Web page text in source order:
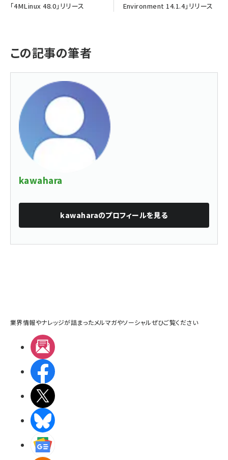
「4MLinux 48.0」リリース
Environment 14.1.4」リリース
この記事の筆者
kawahara
kawaharaのプロフィールを見る
業界情報やナレッジが詰まったメルマガやソーシャルぜひご覧ください